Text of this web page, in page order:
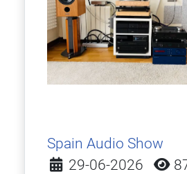
Spain Audio Show
Detalles
29-06-2026